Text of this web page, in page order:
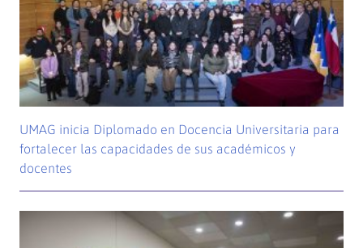
UMAG inicia Diplomado en Docencia Universitaria para
fortalecer las capacidades de sus académicos y
docentes